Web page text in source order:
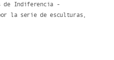
de Indiferencia -
la serie de esculturas,